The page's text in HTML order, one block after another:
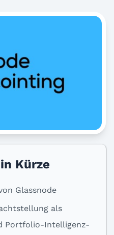
Kürze
Glassnode
als
Portfolio-Intelligenz-